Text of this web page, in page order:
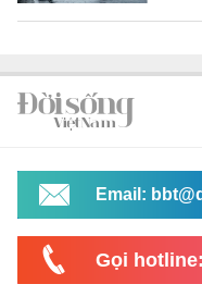
Email:
Gọi